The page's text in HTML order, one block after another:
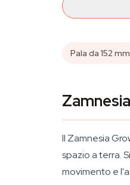
Pala da 152 mm
Il Zamnesia
spazio a terra.
movimento e